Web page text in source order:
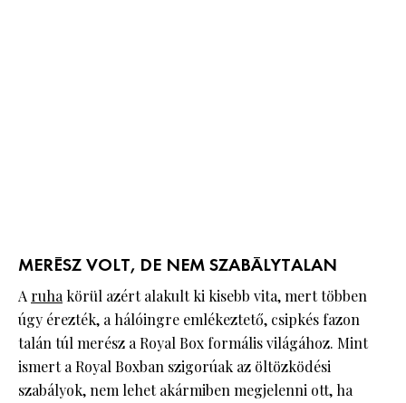
MERÉSZ VOLT, DE NEM SZABÁLYTALAN
A ruhakörül azért alakult ki kisebb vita, mert többen
úgy érezték, a hálóingre emlékeztető, csipkés fazon
talán túl merész a Royal Box formális világához. Mint
ismert a Royal Boxban szigorúak az öltözködési
szabályok, nem lehet akármiben megjelenni ott, ha